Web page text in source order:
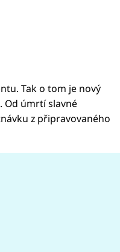
Tak o tom je nový
Od úmrtí slavné
z připravovaného